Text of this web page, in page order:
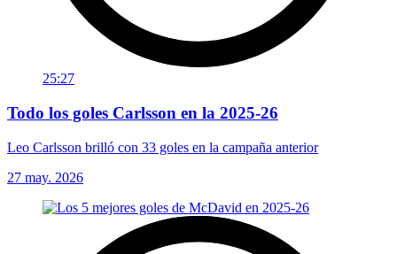
25:27
Todo los goles Carlsson en la 2025-26
Leo Carlsson brilló con 33 goles en la campaña anterior
27 may. 2026